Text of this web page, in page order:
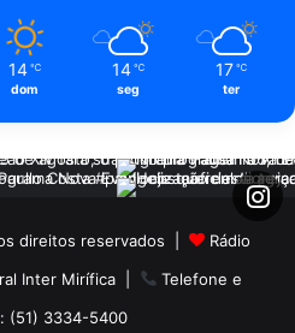
14 ℃
dom
14 ℃
seg
17 ℃
ter
direitos reservados |
Rádio
Inter Mirífica|
Telefone e
(51) 3334-5400